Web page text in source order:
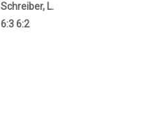
Schreiber, L.
6:3 6:2